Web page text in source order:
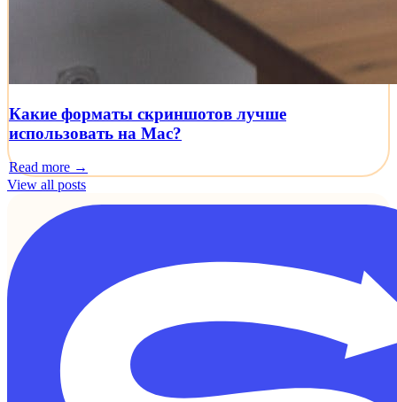
Какие форматы скриншотов лучше
использовать на Mac?
Read more →
View all posts